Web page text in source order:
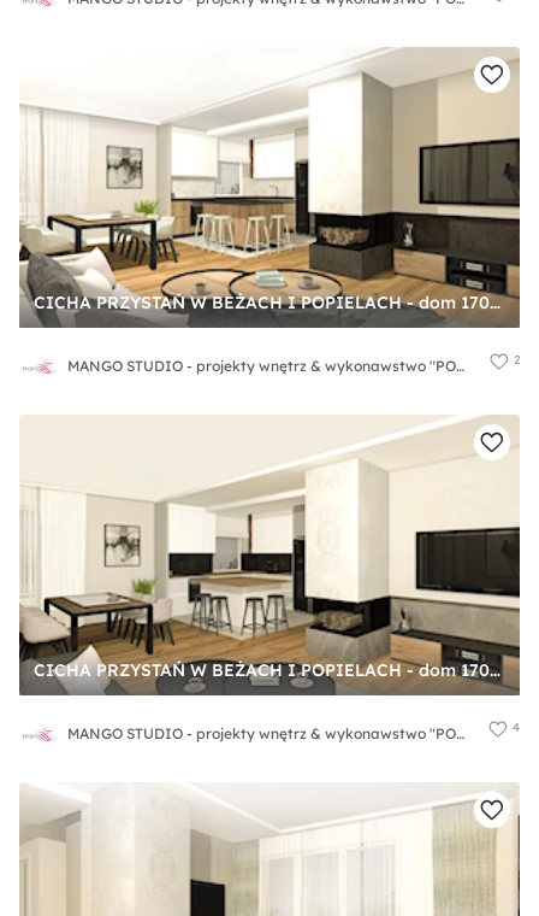
CICHA PRZYSTAŃ W BEŻACH I POPIELACH - dom 170m2 - Duży szary salon z kuchnią z jadalnią, styl nowoczesny - zdjęcie od MANGO STUDIO - projekty wnętrz & wykonawstwo "POD KLUCZ" - ZASTĘPSTWO INWESTORSKIE - projekty wnętrz HoReCa - konsultacje
MANGO STUDIO - projekty wnętrz & wykonawstwo "POD KLUCZ" - ZASTĘPSTWO INWESTORSKIE - projekty wnętrz HoReCa - konsultacje 2
CICHA PRZYSTAŃ W BEŻACH I POPIELACH - dom 170m2 - Średni biały szary salon z kuchnią z jadalnią, styl nowoczesny - zdjęcie od MANGO STUDIO - projekty wnętrz & wykonawstwo "POD KLUCZ" - ZASTĘPSTWO INWESTORSKIE - projekty wnętrz HoReCa - konsultacje
MANGO STUDIO - projekty wnętrz & wykonawstwo "POD KLUCZ" - ZASTĘPSTWO INWESTORSKIE - projekty wnętrz HoReCa - konsultacje 4